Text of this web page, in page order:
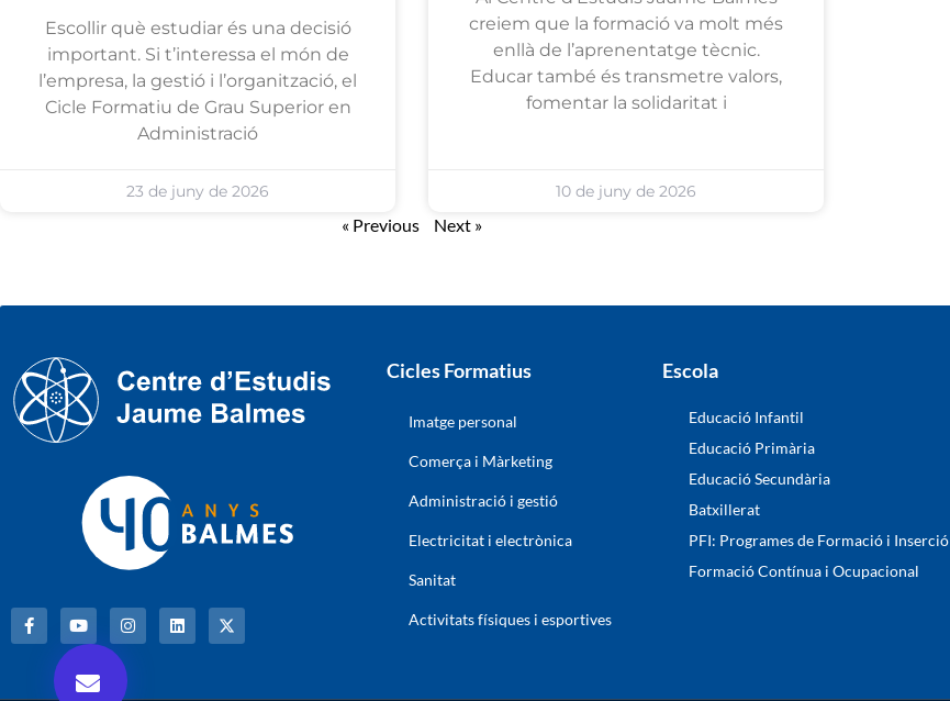
Escollir què estudiar és una decisió
important. Si t’interessa el món de
l’empresa, la gestió i l’organització, el
Cicle Formatiu de Grau Superior en
Administració
23 de juny de 2026
creiem que la formació va molt més
enllà de l’aprenentatge tècnic.
Educar també és transmetre valors,
fomentar la solidaritat i
10 de juny de 2026
« Previous Next »
Cicles Formatius
Imatge personal
Comerça i Màrketing
Administració i gestió
Electricitat i electrònica
Sanitat
Activitats físiques i esportives
Escola
Educació Infantil
Educació Primària
Educació Secundària
Batxillerat
PFI: Programes de Formació i Inserció
Formació Contínua i Ocupacional